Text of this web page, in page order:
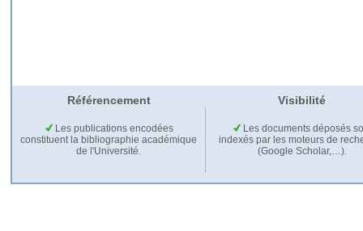
Référencement Visibilité
Les publications encodées
constituent la bibliographie académique
de l'Université.
Les documents déposés
indexés par les moteurs de
(Google Scholar,…).